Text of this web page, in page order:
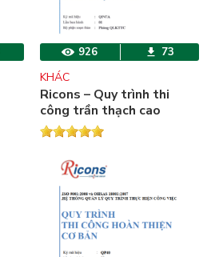
926 73
KHÁC
Ricons – Quy trình thi
công trần thạch cao